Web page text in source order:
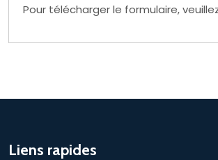
Pour télécharger le formulaire,
Liens rapides